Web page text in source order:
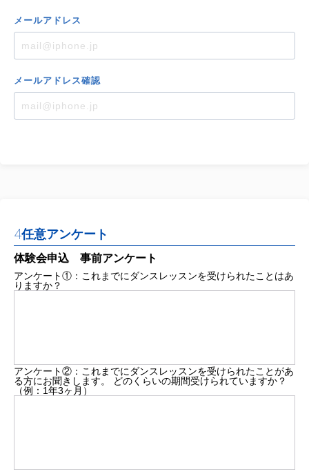
メールアドレス
メールアドレス確認
4任意アンケート
体験会申込 事前アンケート
アンケート①：これまでにダンスレッスンを受けられたことはあ
りますか？
アンケート②：これまでにダンスレッスンを受けられたことがあ
る方にお聞きします。 どのくらいの期間受けられていますか？
（例：1年3ヶ月）